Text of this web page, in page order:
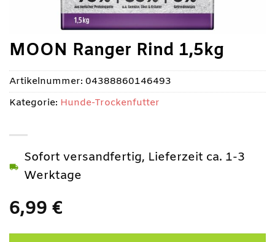
MOON Ranger Rind 1,5kg
6,99 €
Sofort versandfertig, Lieferzeit ca. 1-3
Werktage
Artikelnummer: 04388860146493
Kategorie: Hunde-Trockenfutter